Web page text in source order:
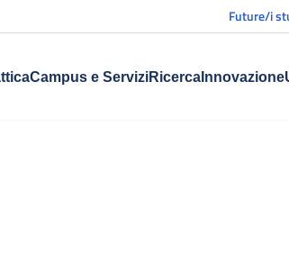
Future/i
Campus e ServiziRicercaInnovazione